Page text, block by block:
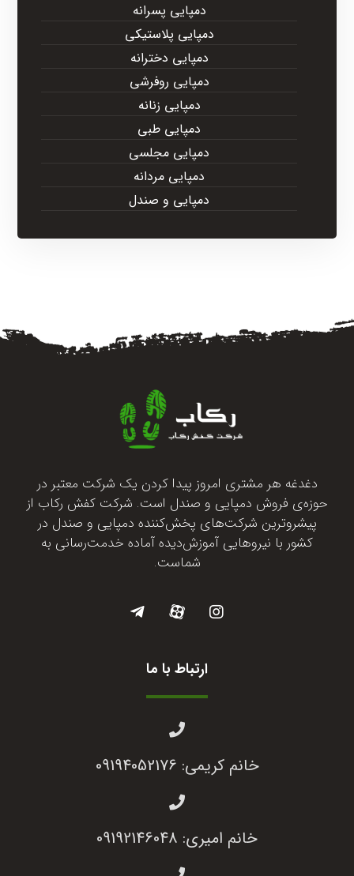
دمپایی پسرانه
دمپایی پلاستیکی
دمپایی دخترانه
دمپایی روفرشی
دمپایی زنانه
دمپایی طبی
دمپایی مجلسی
دمپایی مردانه
دمپایی و صندل
دغدغه هر مشتری امروز پیدا کردن یک شرکت معتبر در
حوزه‌ی فروش دمپایی و صندل است. شرکت کفش رکاب از
پیشروترین شرکت‌های پخش‌کننده دمپایی و صندل در
کشور با نیروهایی آموزش‌دیده آماده خدمت‌رسانی به
شماست.
ارتباط با ما
خانم کریمی: 09194052176
خانم امیری: 09192146048